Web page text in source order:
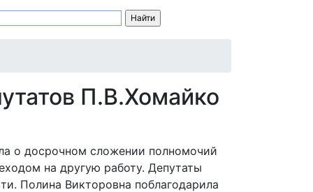
П.В.Хомайко
о досрочном сложении полномочий
на другую работу. Депутаты
Полина Викторовна поблагодарила